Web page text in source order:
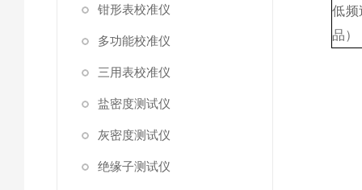
钳形表校准仪
多功能校准仪
三用表校准仪
盐密度测试仪
灰密度测试仪
绝缘子测试仪
低频
品）